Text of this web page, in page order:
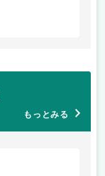
もっとみる